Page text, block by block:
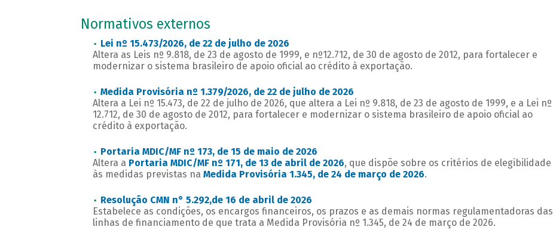
Normativos externos
Lei nº 15.473/2026, de 22 de julho de 2026
Altera as Leis nº 9.818, de 23 de agosto de 1999, e nº12.712, de 30 de agosto de 2012, para fortalecer e
modernizar o sistema brasileiro de apoio oficial ao crédito à exportação.
Medida Provisória nº 1.379/2026, de 22 de julho de 2026
Altera a Lei nº 15.473, de 22 de julho de 2026, que altera a Lei nº 9.818, de 23 de agosto de 1999, e a Lei nº
12.712, de 30 de agosto de 2012, para fortalecer e modernizar o sistema brasileiro de apoio oficial ao
crédito à exportação.
Portaria MDIC/MF nº 173, de 15 de maio de 2026
Altera a Portaria MDIC/MF nº 171, de 13 de abril de 2026, que dispõe sobre os critérios de elegibilidade
às medidas previstas na Medida Provisória 1.345, de 24 de março de 2026.
Resolução CMN n° 5.292,de 16 de abril de 2026
Estabelece as condições, os encargos financeiros, os prazos e as demais normas regulamentadoras das
linhas de financiamento de que trata a Medida Provisória nº 1.345, de 24 de março de 2026.